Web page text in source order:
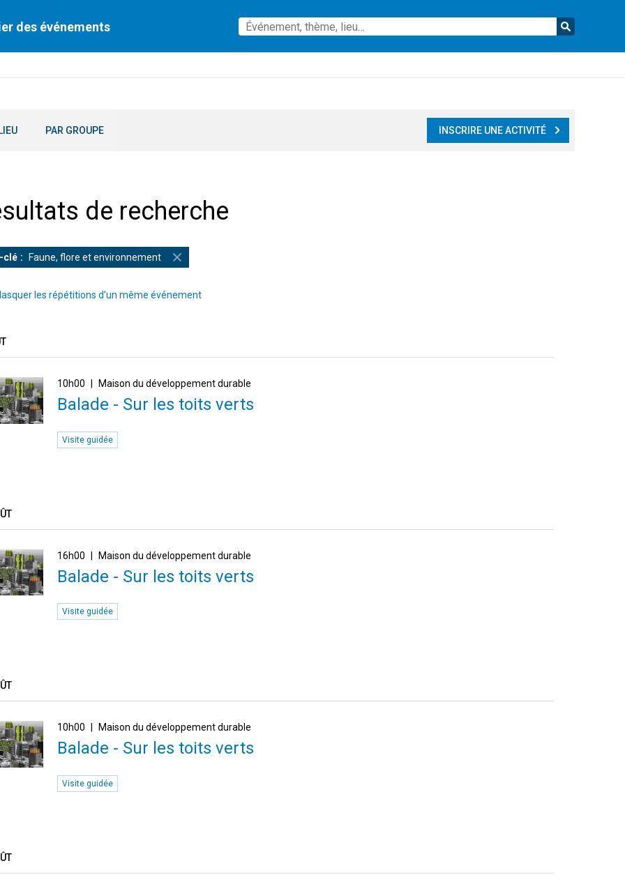
des événements
PAR GROUPE INSCRIRE UNE ACTIVITÉ
de recherche
clé Faune, flore et environnement
les répétitions d’un même événement
10h00 Maison du développement durable
Balade - Sur les toits verts
Visite guidée
16h00 Maison du développement durable
Balade - Sur les toits verts
Visite guidée
10h00 Maison du développement durable
Balade - Sur les toits verts
Visite guidée